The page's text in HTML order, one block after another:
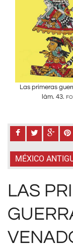
Las primeras
lám. 43.
MÉXICO
LAS